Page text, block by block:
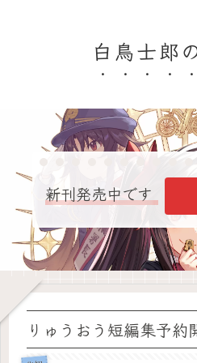
白鳥士郎
新刊発売中です
りゅうおう短編集予約